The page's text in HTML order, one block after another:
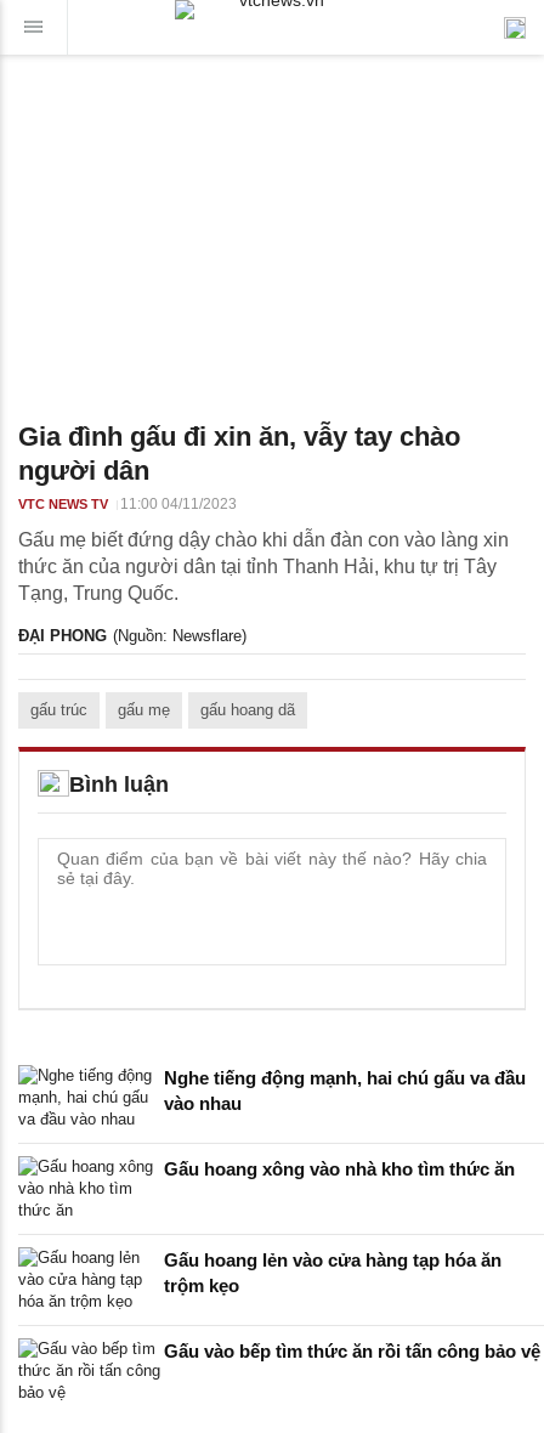
Gia đình gấu đi xin ăn, vẫy tay chào
người dân
VTC NEWS TV 11:00 04/11/2023
Gấu mẹ biết đứng dậy chào khi dẫn đàn con vào làng xin
thức ăn của người dân tại tỉnh Thanh Hải, khu tự trị Tây
Tạng, Trung Quốc.
ĐẠI PHONG (Nguồn: Newsflare)
gấu trúc gấu mẹ gấu hoang dã
Bình luận
Nghe tiếng động mạnh, hai chú gấu va đầu
vào nhau
Gấu hoang xông vào nhà kho tìm thức ăn
Gấu hoang lẻn vào cửa hàng tạp hóa ăn
trộm kẹo
Gấu vào bếp tìm thức ăn rồi tấn công bảo vệ